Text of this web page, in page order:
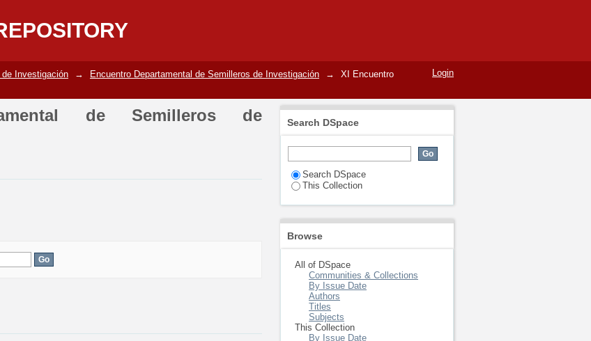
de Semilleros de investigación
Login
Investigación → Encuentro Departamental de Semilleros de Investigación →
XI Encuentro
de Semilleros de
Search DSpace
Search DSpace
This Collection
Browse
All of DSpace
Communities & Collections
By Issue Date
Authors
Titles
Subjects
This Collection
By Issue Date